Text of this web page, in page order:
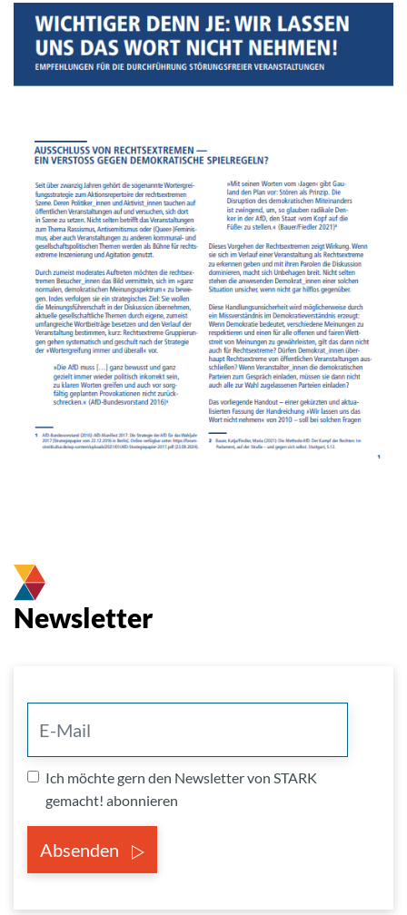
Newsletter
Ich möchte gern den Newsletter von STARK
gemacht! abonnieren
Absenden